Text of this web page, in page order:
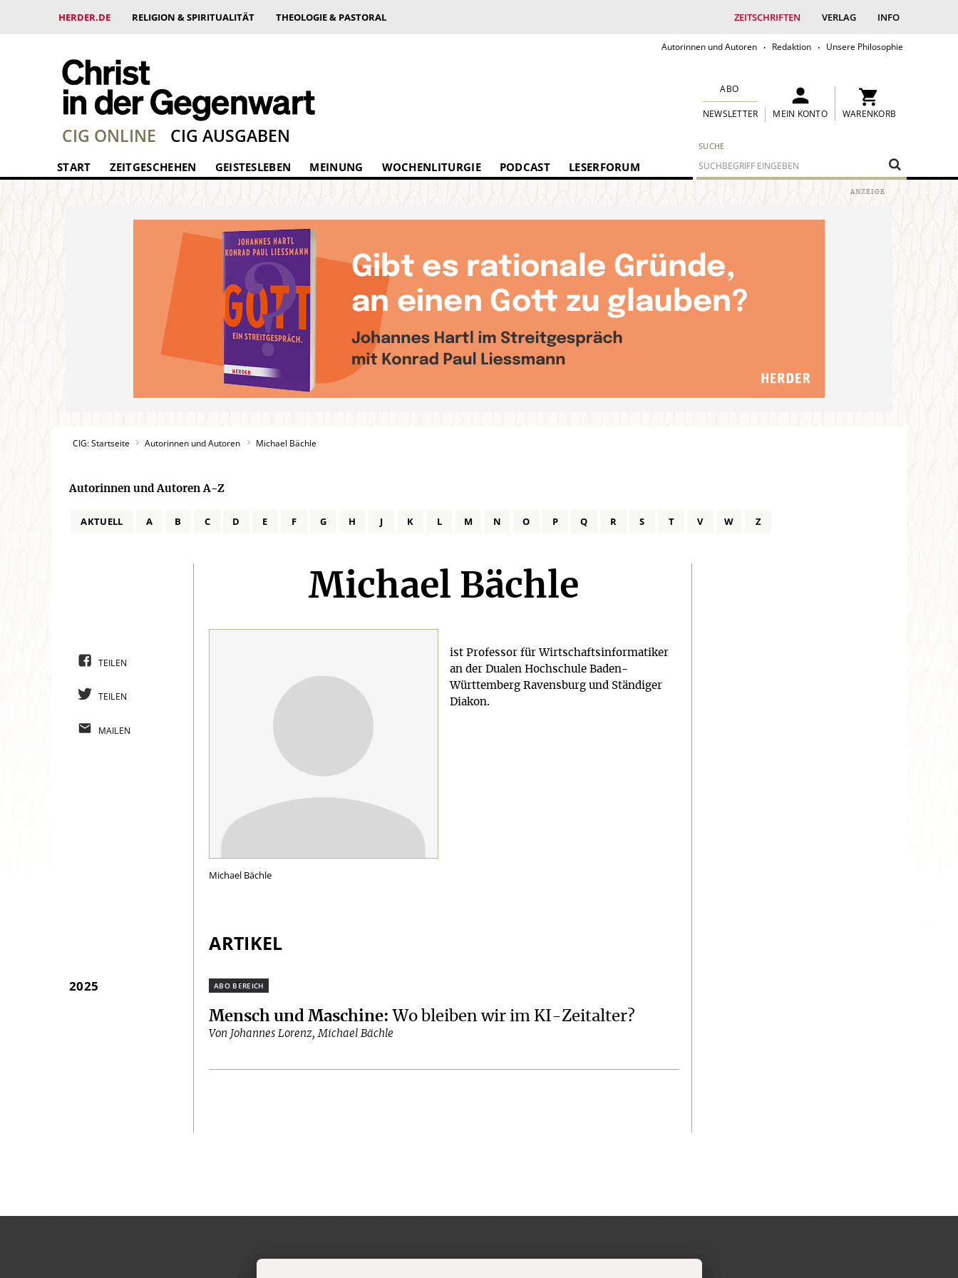
HERDER.DE RELIGION & SPIRITUALITÄT THEOLOGIE & PASTORAL ZEITSCHRIFTEN VERLAG INFO
Autorinnen und Autoren Redaktion Unsere Philosophie
SUCHE
ABO
NEWSLETTER MEIN KONTO WARENKORB
CIG ONLINE CIG AUSGABEN
START ZEITGESCHEHEN GEISTESLEBEN MEINUNG WOCHENLITURGIE PODCAST LESERFORUM
CIG: Startseite Autorinnen und Autoren Michael Bächle
Autorinnen und Autoren A-Z
AKTUELL A B C D E F G H J K L M N O P Q R S T V W Z
Michael Bächle
Michael Bächle
ist Professor für Wirtschaftsinformatiker
an der Dualen Hochschule Baden-
Württemberg Ravensburg und Ständiger
Diakon.
TEILEN
TEILEN
MAILEN
ARTIKEL
2025 Plus
Mensch und Maschine: Wo bleiben wir im KI-Zeitalter?
Von Johannes Lorenz, Michael Bächle